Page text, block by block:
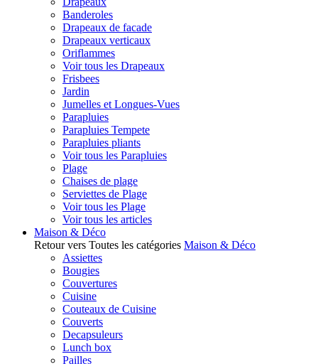
Banderoles
Drapeaux de facade
Drapeaux verticaux
Oriflammes
Voir tous les Drapeaux
Frisbees
Jardin
Jumelles et Longues-Vues
Parapluies
Parapluies Tempete
Parapluies pliants
Voir tous les Parapluies
Plage
Chaises de plage
Serviettes de Plage
Voir tous les Plage
Voir tous les articles
Maison & Déco
Retour vers Toutes les catégories Maison & Déco
Assiettes
Bougies
Couvertures
Cuisine
Couteaux de Cuisine
Couverts
Decapsuleurs
Lunch box
Pailles